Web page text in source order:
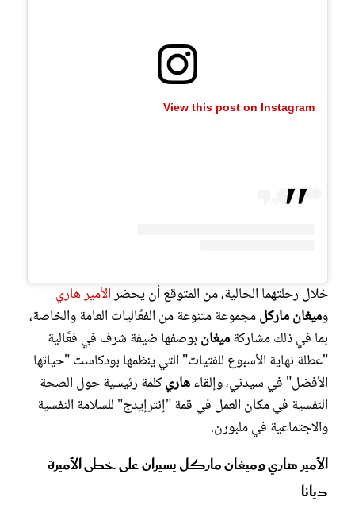
View this post on Instagram
خلال رحلتهما الحالية، من المتوقع أن يحضرالأمير هاري
وميغان ماركلمجموعة متنوعة من الفعَّاليات العامة والخاصة،
بما في ذلك مشاركةميغان بوصفها ضيفة شرف في فعَّالية
"عطلة نهاية الأسبوع للفتيات" التي ينظمها بودكاست "حياتها
الأفضل" في سيدني، وإلقاءهاريكلمة رئيسية حول الصحة
النفسية في مكان العمل في قمة "إنترإيدج" للسلامة النفسية
والاجتماعية في ملبورن.
الأمير هاري وميغان ماركل يسيران على خطى الأميرة
ديانا